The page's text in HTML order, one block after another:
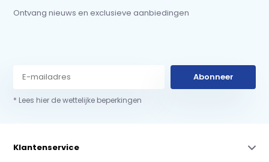
Ontvang nieuws en exclusieve aanbiedingen
Abonneer
* Lees hier de wettelijke beperkingen
Klantenservice